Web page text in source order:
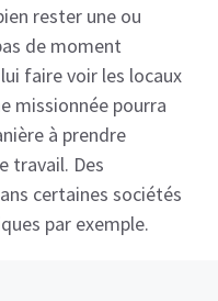
rester une ou
de moment
faire voir les locaux
missionnée pourra
à prendre
travail. Des
certaines sociétés
par exemple.